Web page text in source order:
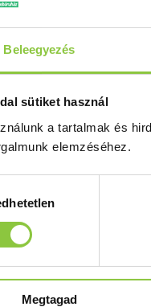
Beleegyezés
sütiket használ
a tartalmak és
elemzéséhez.
Megtagad